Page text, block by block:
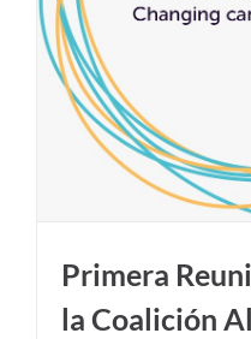
Primera
la Coalición